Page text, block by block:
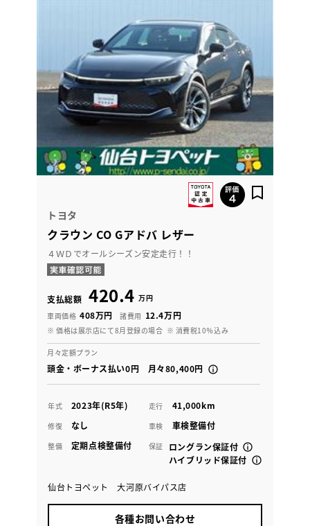
トヨタ
クラウン CO Gアドバ レザー
４ＷＤでオールシーズン安定走行！！
支払総額 420.4 万円
車両価格 408万円 諸費用 12.4万円
※ 価格は展示店にて8月登録の場合 ※ 消費税10％込み
月々定額プラン
頭金・ボーナス払い0円 月々80,400円
年式 2023年(R5年) 走行 41,000km
修復 なし 車検 車検整備付
整備 定期点検整備付 保証
ロングラン保証付
ハイブリッド保証付
仙台トヨペット 大河原バイパス店
各種お問い合わせ